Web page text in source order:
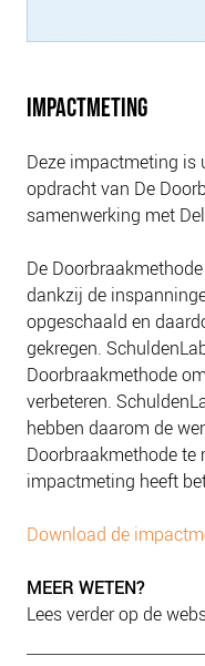
IMPACTMETING
Deze impactmeting is
opdracht van De
samenwerking met
De
dankzij de
opgeschaald en
gekregen.
Doorbraakmethode
verbeteren.
hebben daarom de
Doorbraakmethode te
impactmeting heeft
Download de
MEER WETEN?
Lees verder op de